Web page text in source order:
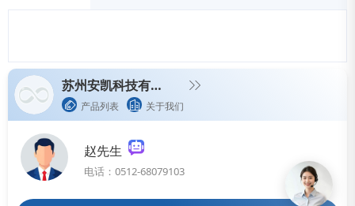
苏州安凯科技有限公司
产品列表 关于我们
赵先生
电话：0512-68079103